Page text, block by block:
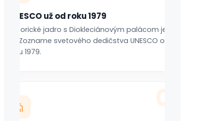
UNESCO už od roku 1979
Historické jadro s Diokleciánovým palácom je
na Zozname svetového dedičstva UNESCO od
roku 1979.